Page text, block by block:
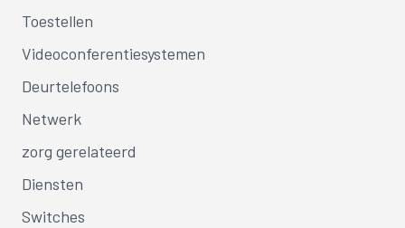
Toestellen
Videoconferentiesystemen
Deurtelefoons
Netwerk
zorg gerelateerd
Diensten
Switches